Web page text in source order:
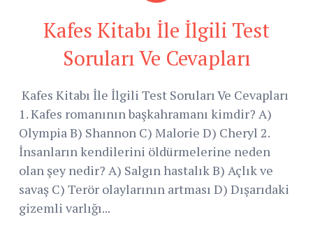
Kafes Kitabı İle İlgili Test
Soruları Ve Cevapları
Kafes Kitabı İle İlgili Test Soruları Ve Cevapları
1. Kafes romanının başkahramanı kimdir? A)
Olympia B) Shannon C) Malorie D) Cheryl 2.
İnsanların kendilerini öldürmelerine neden
olan şey nedir? A) Salgın hastalık B) Açlık ve
savaş C) Terör olaylarının artması D) Dışarıdaki
gizemli varlığı...